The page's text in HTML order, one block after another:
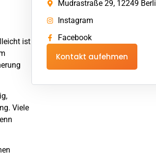
ist
Viele
Mudrastraße 29, 12249
Instagram
Facebook
Kontakt aufehmen